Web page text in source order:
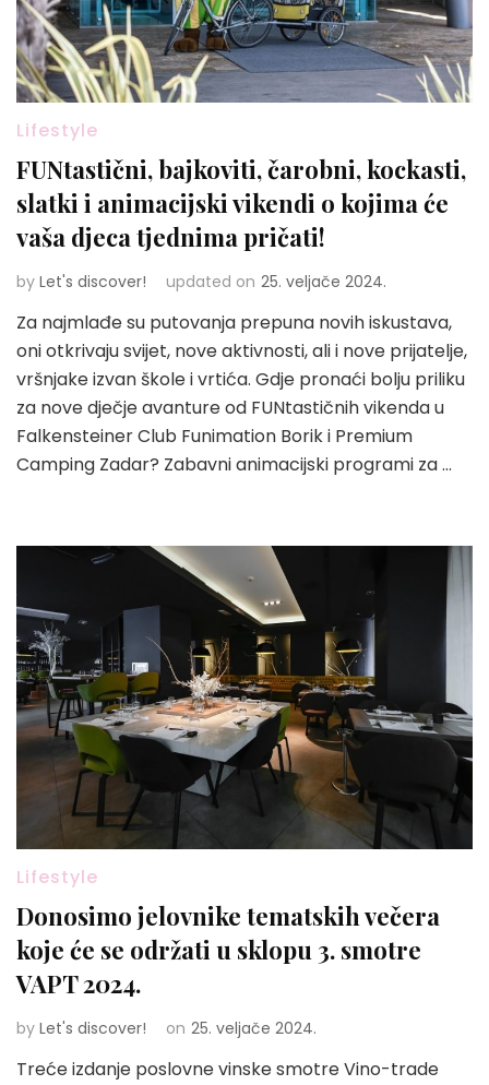
Lifestyle
FUNtastični, bajkoviti, čarobni, kockasti,
slatki i animacijski vikendi o kojima će
vaša djeca tjednima pričati!
by Let's discover! updated on 25. veljače 2024.
Za najmlađe su putovanja prepuna novih iskustava,
oni otkrivaju svijet, nove aktivnosti, ali i nove prijatelje,
vršnjake izvan škole i vrtića. Gdje pronaći bolju priliku
za nove dječje avanture od FUNtastičnih vikenda u
Falkensteiner Club Funimation Borik i Premium
Camping Zadar? Zabavni animacijski programi za …
Lifestyle
Donosimo jelovnike tematskih večera
koje će se održati u sklopu 3. smotre
VAPT 2024.
by Let's discover! on 25. veljače 2024.
Treće izdanje poslovne vinske smotre Vino-trade